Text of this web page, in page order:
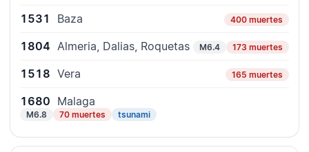
1531 Baza 400 muertes
1804 Almeria, Dalias, Roquetas M6.4 173 muertes
1518 Vera 165 muertes
1680 Malaga
M6.8 70 muertes tsunami